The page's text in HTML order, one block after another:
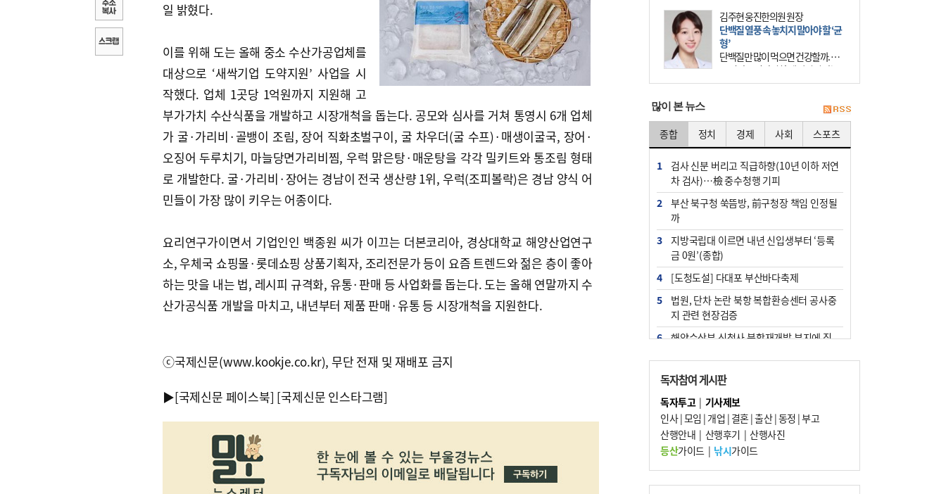
일 밝혔다.
이를 위해 도는 올해 중소 수산가공업체를
대상으로 ‘새싹기업 도약지원’ 사업을 시
작했다. 업체 1곳당 1억원까지 지원해 고
부가가치 수산식품을 개발하고 시장개척을 돕는다. 공모와 심사를 거쳐 통영시 6개 업체
가 굴·가리비·골뱅이 조림, 장어 직화초벌구이, 굴 차우더(굴 수프)·매생이굴국, 장어·
오징어 두루치기, 마늘당면가리비찜, 우럭 맑은탕·매운탕을 각각 밀키트와 통조림 형태
로 개발한다. 굴·가리비·장어는 경남이 전국 생산량 1위, 우럭(조피볼락)은 경남 양식 어
민들이 가장 많이 키우는 어종이다.
요리연구가이면서 기업인인 백종원 씨가 이끄는 더본코리아, 경상대학교 해양산업연구
소, 우체국 쇼핑몰·롯데쇼핑 상품기획자, 조리전문가 등이 요즘 트렌드와 젊은 층이 좋아
하는 맛을 내는 법, 레시피 규격화, 유통·판매 등 사업화를 돕는다. 도는 올해 연말까지 수
산가공식품 개발을 마치고, 내년부터 제품 판매·유통 등 시장개척을 지원한다.
ⓒ국제신문(www.kookje.co.kr), 무단 전재 및 재배포 금지
▶[국제신문 페이스북] [국제신문 인스타그램]
김주현 웅진한의원 원장
단백질 열풍 속 놓치지 말아야 할 ‘균
형’
단백질만 많이 먹으면 건강할까. 요
즘 건강을 이야기할 때 빠지지 않는
키워드가 단백질이다. 헬스장을 다니
많이 본 뉴스
종합 정치 경제 사회 스포츠
1
검사 신분 버리고 직급하향(10년 이하 저연
차 검사)…檢 중수청행 기피
2
부산 북구청 쑥뜸방, 前구청장 책임 인정될
까
3
지방국립대 이르면 내년 신입생부터 ‘등록
금 0원’(종합)
4
[도청도설] 다대포 부산바다축제
5
법원, 단차 논란 북항 복합환승센터 공사중
지 관련 현장검증
6
해양수산부 신청사 북항재개발 부지에 짓
7
지역 상권도 말라죽을 판이라…가뭄 속 밀
양물축제 강행 논란
8
통영시민 추석 전 35만 원 받는다
9
부산 철강공장 50대 노동자 추락사
10 국힘 부산시당, ‘정이한 조력’ 시의원 윤리
위에…‘한동훈 지지’도 신고접수
독자참여 게시판
독자투고| 기사제보
인사|모임 | 개업 | 결혼|출산|동정 |부고
산행안내 | 산행후기 | 산행사진
등산가이드| 낚시가이드